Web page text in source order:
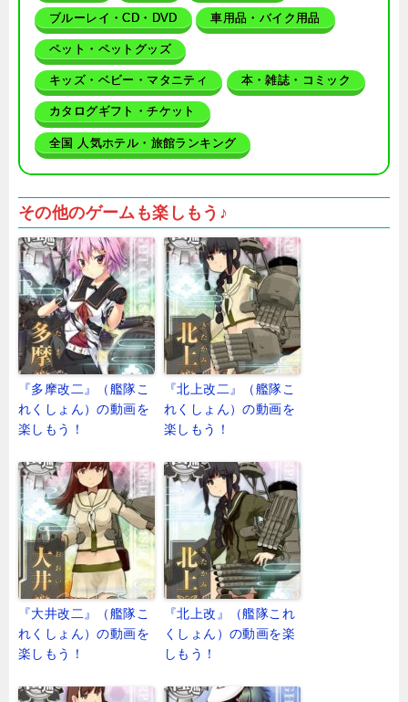
ブルーレイ・CD・DVD 車用品・バイク用品
ペット・ペットグッズ
キッズ・ベビー・マタニティ 本・雑誌・コミック
カタログギフト・チケット
全国 人気ホテル・旅館ランキング
その他のゲームも楽しもう♪
『多摩改二』（艦隊こ
れくしょん）の動画を
楽しもう！
『北上改二』（艦隊こ
れくしょん）の動画を
楽しもう！
『大井改二』（艦隊こ
れくしょん）の動画を
楽しもう！
『北上改』（艦隊これ
くしょん）の動画を楽
しもう！